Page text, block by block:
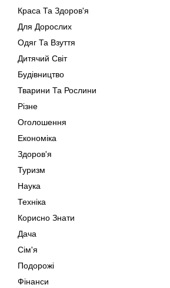
Краса Та Здоров'я
Для Дорослих
Одяг Та Взуття
Дитячий Світ
Будівництво
Тварини Та Рослини
Різне
Оголошення
Економіка
Здоров'я
Туризм
Наука
Техніка
Корисно Знати
Дача
Сім'я
Подорожі
Фінанси